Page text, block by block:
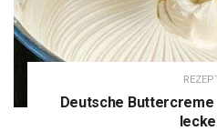
Deutsche Buttercreme